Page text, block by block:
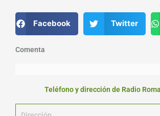
Facebook Twitter
Comenta
Teléfono y dirección de Radio